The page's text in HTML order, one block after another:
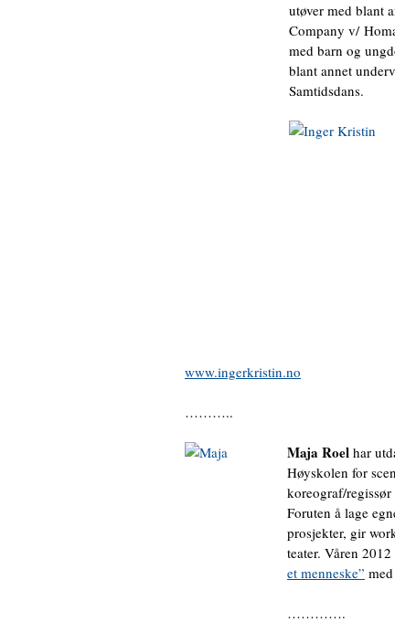
utøver med blant
Company v/
med barn og
blant annet
Samtidsdans.
www.ingerkristin.no
………..
Maja Roel har
Høyskolen for
koreograf/regissør
Foruten å lage
prosjekter, gir
teater. Våren
et menneske”
………….